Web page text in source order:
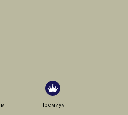
Премиум